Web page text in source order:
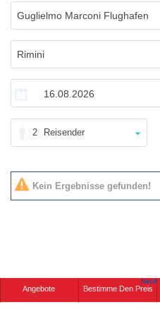
2 Reisender
Kein Ergebnisse gefunden!
Angebote Bestimme Den Preis
Neu!